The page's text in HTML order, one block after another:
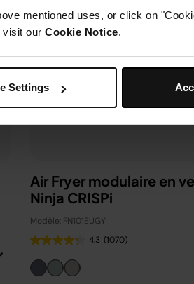
mentioned uses, or click on
visit our Cookie Notice.
Settings
Air Fryer modulaire en
Ninja CRISPi
Modèle: FN101EUGY
4.3 (1070)